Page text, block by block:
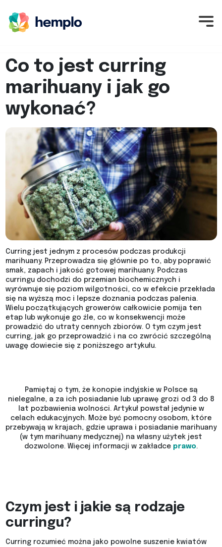
Co to jest curring
marihuany i jak go
wykonać?
Curring jest jednym z procesów podczas produkcji
marihuany. Przeprowadza się głównie po to, aby poprawić
smak, zapach i jakość gotowej marihuany. Podczas
curringu dochodzi do przemian biochemicznych i
wyrównuje się poziom wilgotności, co w efekcie przekłada
się na wyższą moc i lepsze doznania podczas palenia.
Wielu początkujących growerów całkowicie pomija ten
etap lub wykonuje go źle, co w konsekwencji może
prowadzić do utraty cennych zbiorów. O tym czym jest
curring, jak go przeprowadzić i na co zwrócić szczególną
uwagę dowiecie się z poniższego artykułu.
Pamiętaj o tym, że konopie indyjskie w Polsce są
nielegalne, a za ich posiadanie lub uprawę grozi od 3 do 8
lat pozbawienia wolności. Artykuł powstał jedynie w
celach edukacyjnych. Może być pomocny osobom, które
przebywają w krajach, gdzie uprawa i posiadanie marihuany
(w tym marihuany medycznej) na własny użytek jest
dozwolone. Więcej informacji w zakładce prawo.
Czym jest i jakie są rodzaje
curringu?
Curring rozumieć można jako powolne suszenie kwiatów